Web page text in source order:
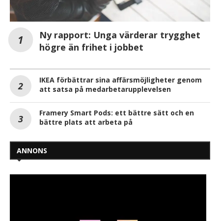
Ny rapport: Unga värderar trygghet
högre än frihet i jobbet
IKEA förbättrar sina affärsmöjligheter genom
att satsa på medarbetarupplevelsen
Framery Smart Pods: ett bättre sätt och en
bättre plats att arbeta på
ANNONS